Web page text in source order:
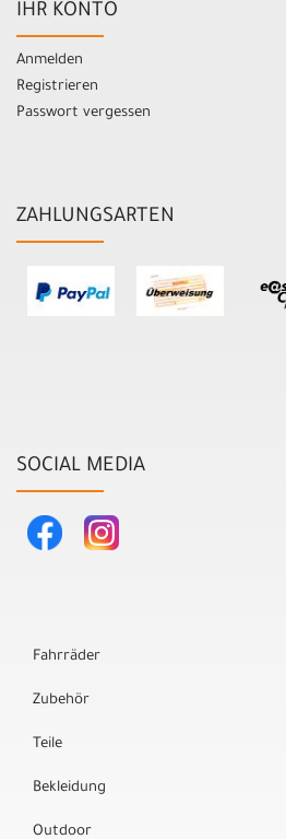
IHR KONTO
Anmelden
Registrieren
Passwort vergessen
ZAHLUNGSARTEN
SOCIAL MEDIA
Fahrräder
Zubehör
Teile
Bekleidung
Outdoor